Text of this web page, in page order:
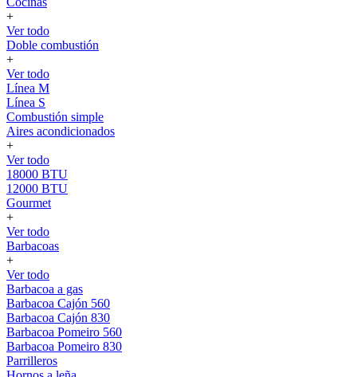
+
Ver todo
Doble combustión
+
Ver todo
Línea M
Línea S
Combustión simple
Aires acondicionados
+
Ver todo
18000 BTU
12000 BTU
Gourmet
+
Ver todo
Barbacoas
+
Ver todo
Barbacoa a gas
Barbacoa Cajón 560
Barbacoa Cajón 830
Barbacoa Pomeiro 560
Barbacoa Pomeiro 830
Parrilleros